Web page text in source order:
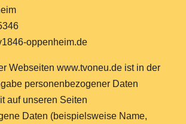
oppenheim.de
Webseiten www.tvoneu.de ist in der
personenbezogener Daten
auf unseren Seiten
Daten (beispielsweise Name,